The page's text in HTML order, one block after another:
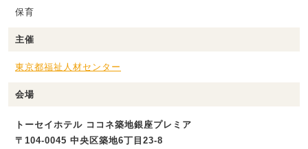
保育
主催
東京都福祉人材センター
会場
トーセイホテル ココネ築地銀座プレミア
〒104-0045 中央区築地6丁目23-8